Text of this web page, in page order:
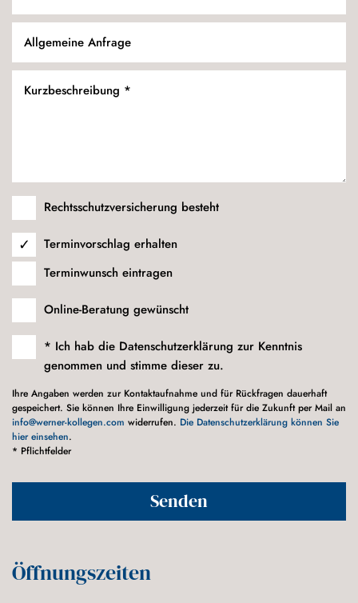
Rechtsschutzversicherung besteht
Terminvorschlag erhalten
Terminwunsch eintragen
Online-Beratung gewünscht
* Ich hab die Datenschutzerklärung zur Kenntnis
genommen und stimme dieser zu.
Ihre Angaben werden zur Kontaktaufnahme und für Rückfragen dauerhaft
gespeichert. Sie können Ihre Einwilligung jederzeit für die Zukunft per Mail an
info@werner-kollegen.com widerrufen. Die Datenschutzerklärung können Sie
hier einsehen.
* Pflichtfelder
Öffnungszeiten